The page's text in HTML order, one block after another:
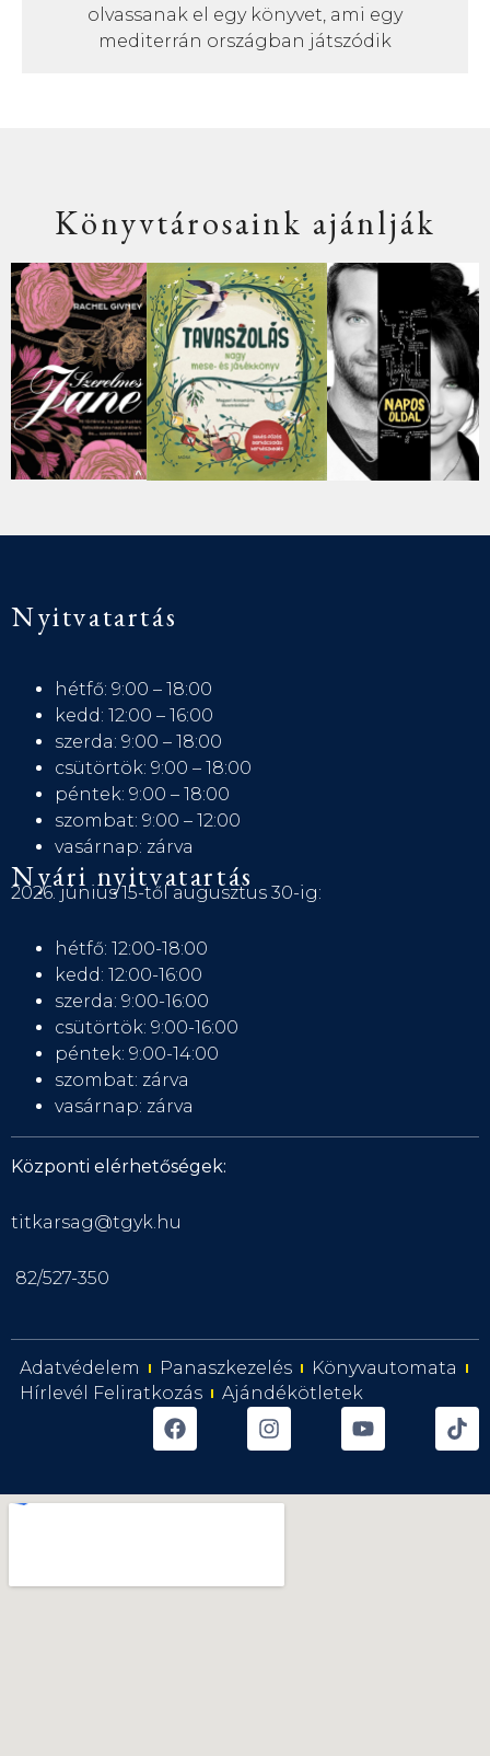
olvassanak el egy könyvet, ami egy
mediterrán országban játszódik
Könyvtárosaink ajánlják
Nyitvatartás
hétfő: 9:00 – 18:00
kedd: 12:00 – 16:00
szerda: 9:00 – 18:00
csütörtök: 9:00 – 18:00
péntek: 9:00 – 18:00
szombat: 9:00 – 12:00
vasárnap: zárva
Nyári nyitvatartás
2026. június 15-től augusztus 30-ig:
hétfő: 12:00-18:00
kedd: 12:00-16:00
szerda: 9:00-16:00
csütörtök: 9:00-16:00
péntek: 9:00-14:00
szombat: zárva
vasárnap: zárva
Központi elérhetőségek:
titkarsag@tgyk.hu
82/527-350
Adatvédelem Panaszkezelés
Könyvautomata
Hírlevél Feliratkozás
Ajándékötletek